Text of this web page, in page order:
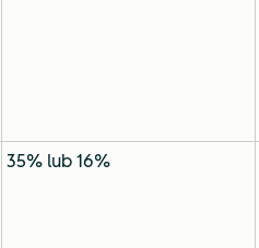
35% lub 16%